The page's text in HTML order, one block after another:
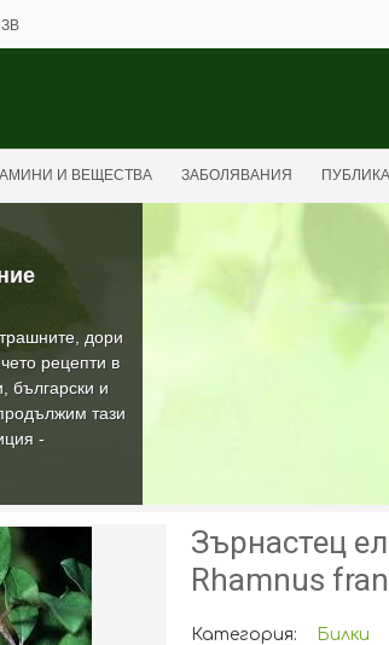
дори
рецепти в
български и
тази
-
И ВЕЩЕСТВА ЗАБОЛЯВАНИЯ
Зърнастец
Rhamnus
Категория: Билки